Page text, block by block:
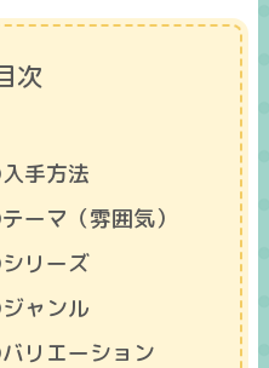
次
手方法
ーマ（雰囲気）
リーズ
ャンル
リエーション